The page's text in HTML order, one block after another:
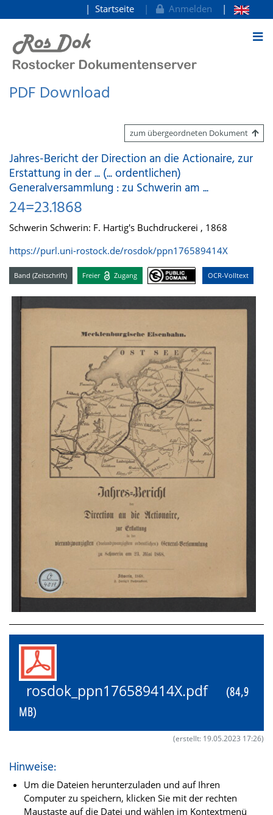
zum Inhalt
Startseite Anmelden
PDF Download
zum übergeordneten Dokument
Jahres-Bericht der Direction an die Actionaire, zur
Erstattung in der ... (... ordentlichen)
Generalversammlung : zu Schwerin am ...
24=23.1868
Schwerin Schwerin: F. Hartig's Buchdruckerei , 1868
https://purl.uni-rostock.de/rosdok/ppn176589414X
Band (Zeitschrift) Freier Zugang OCR-Volltext
rosdok_ppn176589414X.pdf
(84,9
MB)
(erstellt: 19.05.2023 17:26)
Hinweise:
Um die Dateien herunterzuladen und auf Ihren
Computer zu speichern, klicken Sie mit der rechten
Maustaste auf die Datei und wählen im Kontextmenü